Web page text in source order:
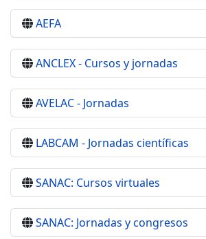
AEFA
ANCLEX - Cursos y jornadas
AVELAC - Jornadas
LABCAM - Jornadas científicas
SANAC: Cursos virtuales
SANAC: Jornadas y congresos